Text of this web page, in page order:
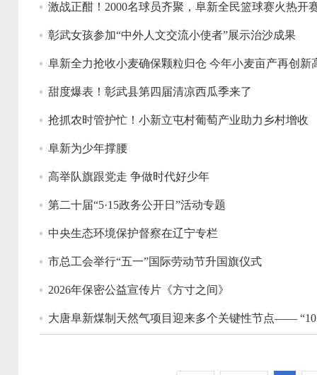
激战正酣！2000名球员齐聚，阜新全民篮球赛火热开
彰武女孩参加“中外人文交流小使者”展示治沙成果
阜新全力抢收小麦确保颗粒归仓 今年小麦亩产再创新
甜度爆表！彰武县第四届清凉西瓜季来了
抢抓农时管护忙！小新立屯村葡萄产业助力乡村增收
阜新为少年撑腰
高举队旗跟党走 争做时代好少年
第二十届“5·15政务公开日”活动专题
中央生态环境保护督察在辽宁专栏
市总工会举行“五一”国际劳动节升国旗仪式
2026年保密公益宣传片《方寸之间》
大唐阜新煤制天然气项目迎来多个关键性节点——